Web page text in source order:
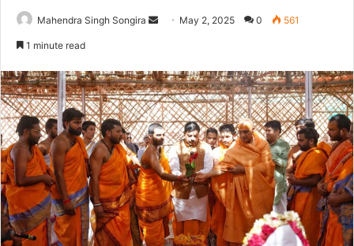
Mahendra Singh Songira
Send May 2, 2025 0 561
1 minute read